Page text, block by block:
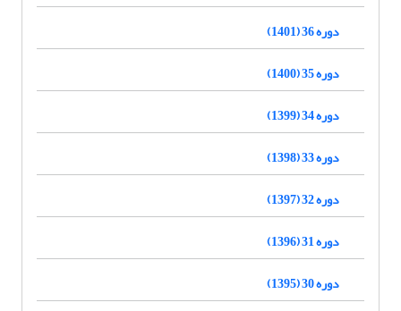
دوره 36 (1401)
دوره 35 (1400)
دوره 34 (1399)
دوره 33 (1398)
دوره 32 (1397)
دوره 31 (1396)
دوره 30 (1395)